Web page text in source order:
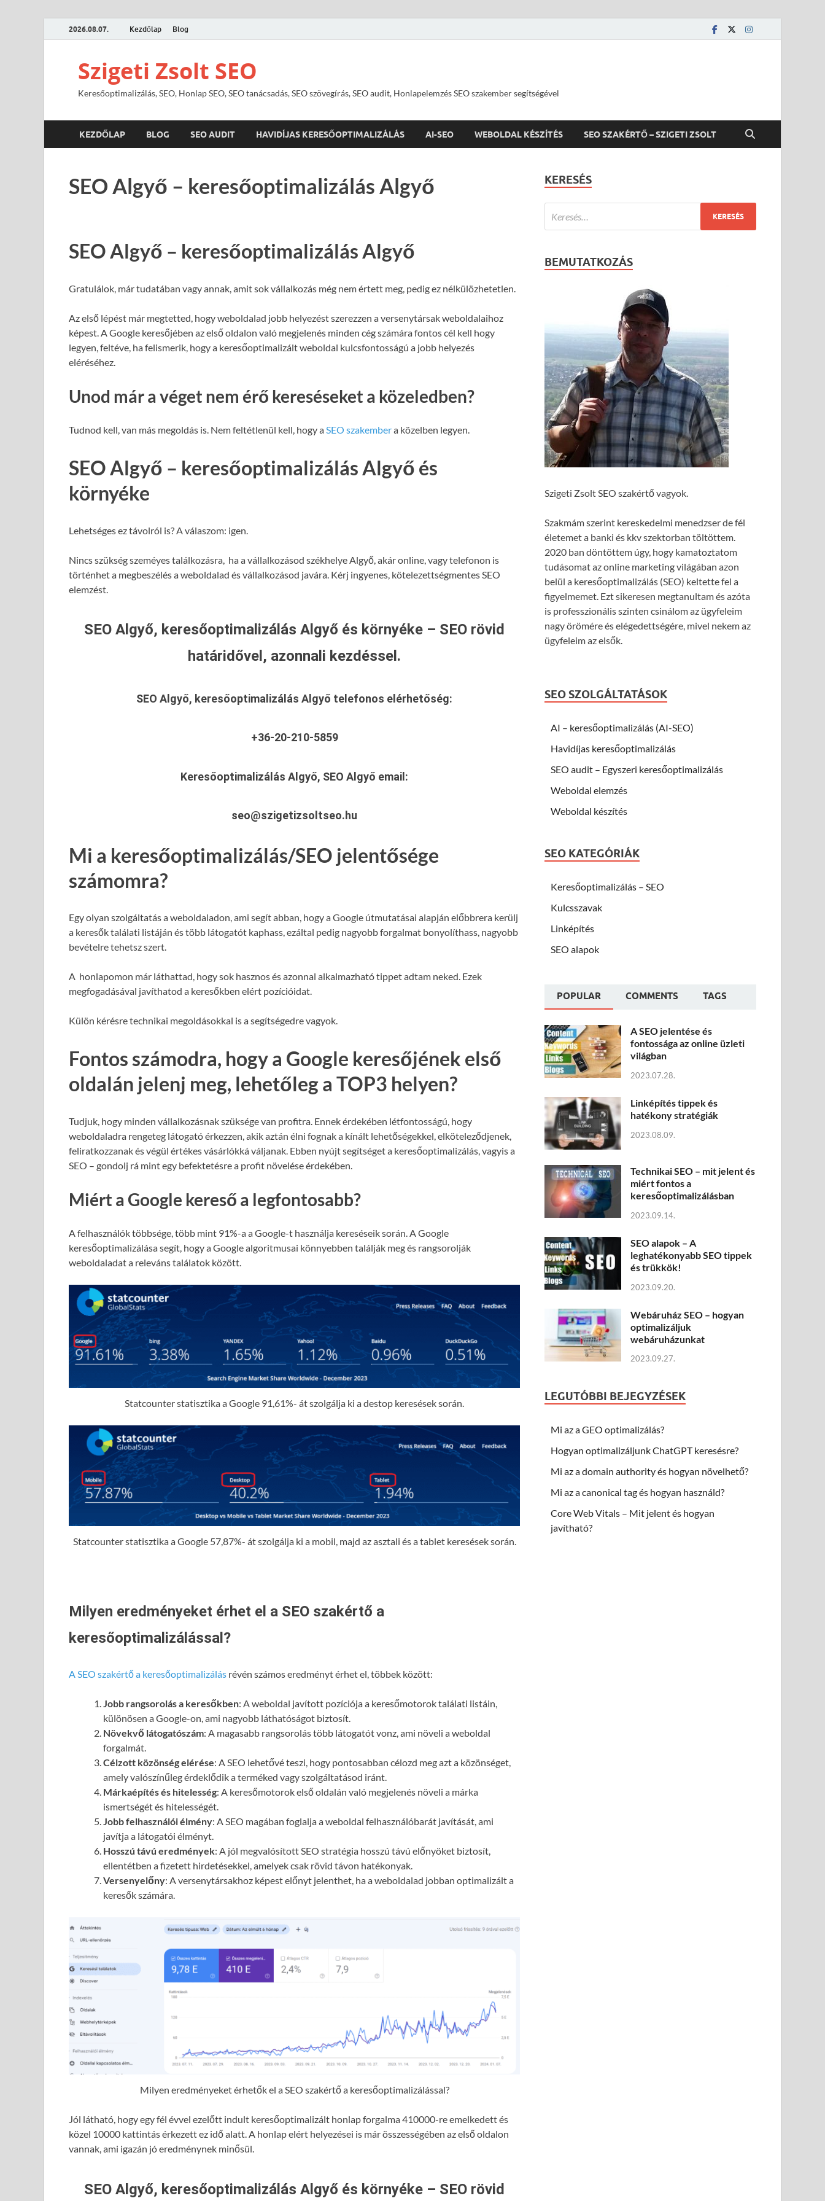
2026.08.07. Kezdőlap Blog
Szigeti Zsolt SEO
Keresőoptimalizálás, SEO, Honlap SEO, SEO tanácsadás, SEO szövegírás, SEO audit, Honlapelemzés SEO szakember segítségével
KEZDŐLAP BLOG SEO AUDIT HAVIDÍJAS KERESŐOPTIMALIZÁLÁS AI-SEO WEBOLDAL KÉSZÍTÉS SEO SZAKÉRTŐ – SZIGETI ZSOLT
SEO Algyő – keresőoptimalizálás Algyő
SEO Algyő – keresőoptimalizálás Algyő
Gratulálok, már tudatában vagy annak, amit sok vállalkozás még nem értett meg, pedig ez nélkülözhetetlen.
Az első lépést már megtetted, hogy weboldalad jobb helyezést szerezzen a versenytársak weboldalaihoz
képest. A Google keresőjében az első oldalon való megjelenés minden cég számára fontos cél kell hogy
legyen, feltéve, ha felismerik, hogy a keresőoptimalizált weboldal kulcsfontosságú a jobb helyezés
eléréséhez.
Unod már a véget nem érő kereséseket a közeledben?
Tudnod kell, van más megoldás is. Nem feltétlenül kell, hogy aSEO szakembera közelben legyen.
SEO Algyő – keresőoptimalizálás Algyő és
környéke
Lehetséges ez távolról is? A válaszom: igen.
Nincs szükség szeméyes találkozásra, ha a vállalkozásod székhelye Algyő, akár online, vagy telefonon is
történhet a megbeszélés a weboldalad és vállalkozásod javára. Kérj ingyenes, kötelezettségmentes SEO
elemzést.
SEO Algyő, keresőoptimalizálás Algyő és környéke – SEO rövid
határidővel, azonnali kezdéssel.
SEO Algyő, keresőoptimalizálás Algyő telefonos elérhetőség:
+36-20-210-5859
Keresőoptimalizálás Algyő, SEO Algyő email:
seo@szigetizsoltseo.hu
Mi a keresőoptimalizálás/SEO jelentősége
számomra?
Egy olyan szolgáltatás a weboldaladon, ami segít abban, hogy a Google útmutatásai alapján előbbrera kerülj
a keresők találati listáján és több látogatót kaphass, ezáltal pedig nagyobb forgalmat bonyolíthass, nagyobb
bevételre tehetsz szert.
A honlapomon már láthattad, hogy sok hasznos és azonnal alkalmazható tippet adtam neked. Ezek
megfogadásával javíthatod a keresőkben elért pozícióidat.
Külön kérésre technikai megoldásokkal is a segítségedre vagyok.
Fontos számodra, hogy a Google keresőjének első
oldalán jelenj meg, lehetőleg a TOP3 helyen?
Tudjuk, hogy minden vállalkozásnak szüksége van profitra. Ennek érdekében létfontosságú, hogy
weboldaladra rengeteg látogató érkezzen, akik aztán élni fognak a kínált lehetőségekkel, elköteleződjenek,
feliratkozzanak és végül értékes vásárlókká váljanak. Ebben nyújt segítséget a keresőoptimalizálás, vagyis a
SEO – gondolj rá mint egy befektetésre a profit növelése érdekében.
Miért a Google kereső a legfontosabb?
A felhasználók többsége, több mint 91%-a a Google-t használja kereséseik során. A Google
keresőoptimalizálása segít, hogy a Google algoritmusai könnyebben találják meg és rangsorolják
weboldaladat a releváns találatok között.
Statcounter statisztika a Google 91,61%- át szolgálja ki a destop keresések során.
Statcounter statisztika a Google 57,87%- át szolgálja ki a mobil, majd az asztali és a tablet keresések során.
Milyen eredményeket érhet el a SEO szakértő a
keresőoptimalizálással?
A SEO szakértő a keresőoptimalizálás révén számos eredményt érhet el, többek között:
Jobb rangsorolás a keresőkben: A weboldal javított pozíciója a keresőmotorok találati listáin,
különösen a Google-on, ami nagyobb láthatóságot biztosít.
Növekvő látogatószám: A magasabb rangsorolás több látogatót vonz, ami növeli a weboldal
forgalmát.
Célzott közönség elérése: A SEO lehetővé teszi, hogy pontosabban célozd meg azt a közönséget,
amely valószínűleg érdeklődik a terméked vagy szolgáltatásod iránt.
Márkaépítés és hitelesség: A keresőmotorok első oldalán való megjelenés növeli a márka
ismertségét és hitelességét.
Jobb felhasználói élmény: A SEO magában foglalja a weboldal felhasználóbarát javítását, ami
javítja a látogatói élményt.
Hosszú távú eredmények: A jól megvalósított SEO stratégia hosszú távú előnyöket biztosít,
ellentétben a fizetett hirdetésekkel, amelyek csak rövid távon hatékonyak.
Versenyelőny: A versenytársakhoz képest előnyt jelenthet, ha a weboldalad jobban optimalizált a
keresők számára.
Milyen eredményeket érhetők el a SEO szakértő a keresőoptimalizálással?
Jól látható, hogy egy fél évvel ezelőtt indult keresőoptimalizált honlap forgalma 410000-re emelkedett és
közel 10000 kattintás érkezett ez idő alatt. A honlap elért helyezései is már összességében az első oldalon
vannak, ami igazán jó eredménynek minősül.
SEO Algyő, keresőoptimalizálás Algyő és környéke – SEO rövid
KERESÉS
BEMUTATKOZÁS
Szigeti Zsolt SEO szakértő vagyok.
Szakmám szerint kereskedelmi menedzser de fél
életemet a banki és kkv szektorban töltöttem.
2020 ban döntöttem úgy, hogy kamatoztatom
tudásomat az online marketing világában azon
belül a keresőoptimalizálás (SEO) keltette fel a
figyelmemet. Ezt sikeresen megtanultam és azóta
is professzionális szinten csinálom az ügyfeleim
nagy örömére és elégedettségére, mivel nekem az
ügyfeleim az elsők.
SEO SZOLGÁLTATÁSOK
AI – keresőoptimalizálás (AI-SEO)
Havidíjas keresőoptimalizálás
SEO audit – Egyszeri keresőoptimalizálás
Weboldal elemzés
Weboldal készítés
SEO KATEGÓRIÁK
Keresőoptimalizálás – SEO
Kulcsszavak
Linképítés
SEO alapok
POPULAR COMMENTS TAGS
A SEO jelentése és
fontossága az online üzleti
világban
2023.07.28.
Linképítés tippek és
hatékony stratégiák
2023.08.09.
Technikai SEO – mit jelent és
miért fontos a
keresőoptimalizálásban
2023.09.14.
SEO alapok – A
leghatékonyabb SEO tippek
és trükkök!
2023.09.20.
Webáruház SEO – hogyan
optimalizáljuk
webáruházunkat
2023.09.27.
LEGUTÓBBI BEJEGYZÉSEK
Mi az a GEO optimalizálás?
Hogyan optimalizáljunk ChatGPT keresésre?
Mi az a domain authority és hogyan növelhető?
Mi az a canonical tag és hogyan használd?
Core Web Vitals – Mit jelent és hogyan
javítható?